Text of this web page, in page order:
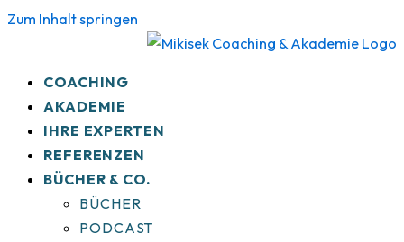
Zum Inhalt springen
COACHING
AKADEMIE
IHRE EXPERTEN
REFERENZEN
BÜCHER & CO.
BÜCHER
PODCAST